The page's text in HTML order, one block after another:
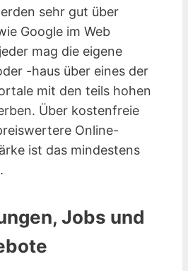
sehr gut über
Google im Web
mag die eigene
-haus über eines der
mit den teils hohen
Über kostenfreie
Online-
ist das mindestens
Jobs und